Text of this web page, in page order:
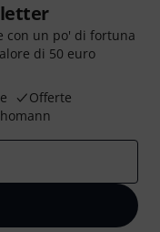
con un po' di fortuna
di 50 euro
Offerte